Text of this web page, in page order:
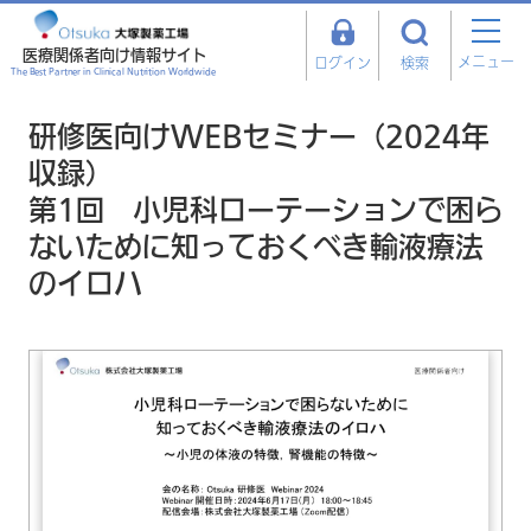
医療関係者向け情報サイト
The Best Partner in Clinical Nutrition Worldwide ログイン 検索 メニュー
研修医向けWEBセミナー（2024年
収録）
第1回 小児科ローテーションで困ら
ないために知っておくべき輸液療法
のイロハ